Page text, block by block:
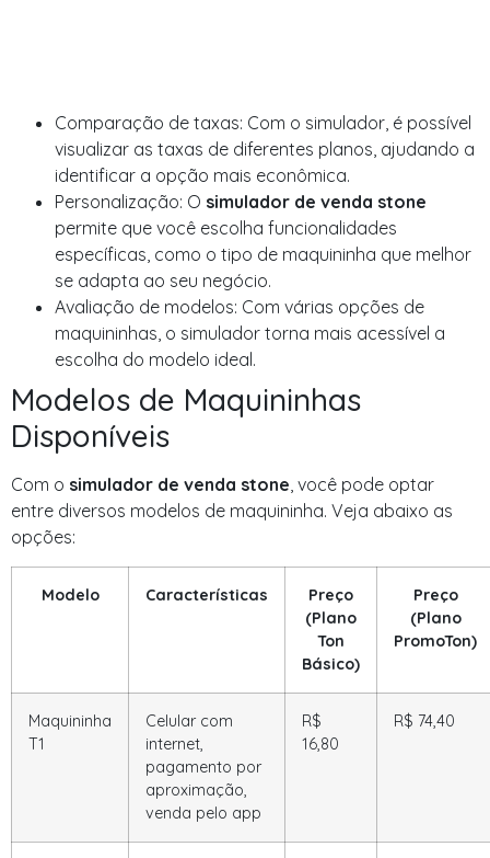
Comparação de taxas: Com o simulador, é possível
visualizar as taxas de diferentes planos, ajudando a
identificar a opção mais econômica.
Personalização: O simulador de venda stone
permite que você escolha funcionalidades
específicas, como o tipo de maquininha que melhor
se adapta ao seu negócio.
Avaliação de modelos: Com várias opções de
maquininhas, o simulador torna mais acessível a
escolha do modelo ideal.
Modelos de Maquininhas
Disponíveis
Com o simulador de venda stone, você pode optar
entre diversos modelos de maquininha. Veja abaixo as
opções:
Modelo Características
Preço
(Plano
Ton
Básico)
Preço
(Plano
PromoTon)
Maquininha
T1
Celular com
internet,
pagamento por
aproximação,
venda pelo app
R$
16,80
R$ 74,40